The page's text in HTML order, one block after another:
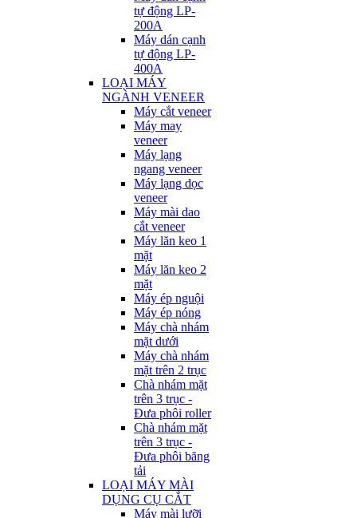
tự động LP-
200A
Máy dán cạnh
tự động LP-
400A
LOẠI MÁY
NGÀNH VENEER
Máy cắt veneer
Máy may
veneer
Máy lạng
ngang veneer
Máy lạng dọc
veneer
Máy mài dao
cắt veneer
Máy lăn keo 1
mặt
Máy lăn keo 2
mặt
Máy ép nguội
Máy ép nóng
Máy chà nhám
mặt dưới
Máy chà nhám
mặt trên 2 trục
Chà nhám mặt
trên 3 trục -
Đưa phôi roller
Chà nhám mặt
trên 3 trục -
Đưa phôi băng
tải
LOẠI MÁY MÀI
DỤNG CỤ CẮT
Máy mài lưỡi